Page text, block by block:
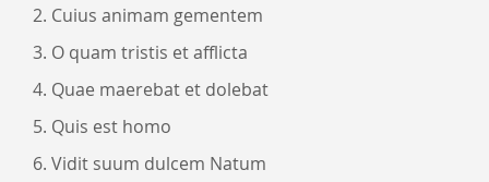
2. Cuius animam gementem
3. O quam tristis et afflicta
4. Quae maerebat et dolebat
5. Quis est homo
6. Vidit suum dulcem Natum